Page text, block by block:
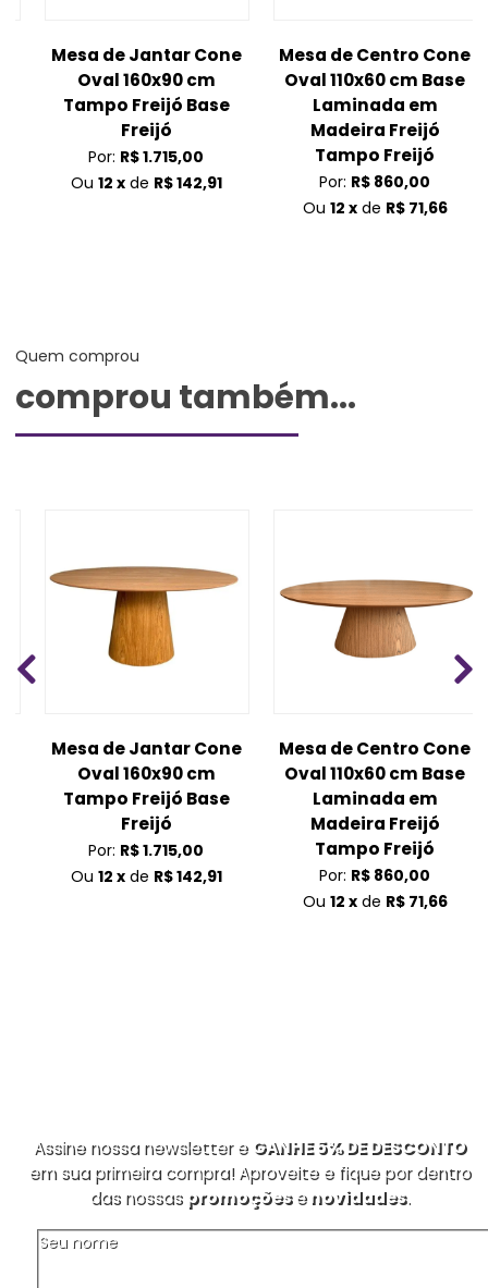
Mesa de Jantar Cone
Oval 160x90 cm
Tampo Freijó Base
Freijó
Por: R$ 1.715,00
Ou 12 xde R$ 142,91
Mesa de Centro Cone
Oval 110x60 cm Base
Laminada em
Madeira Freijó
Tampo Freijó
Por: R$ 860,00
Ou 12 xde R$ 71,66
Quem comprou
comprou também...
Mesa de Jantar Cone
Oval 160x90 cm
Tampo Freijó Base
Freijó
Por: R$ 1.715,00
Ou 12 xde R$ 142,91
Mesa de Centro Cone
Oval 110x60 cm Base
Laminada em
Madeira Freijó
Tampo Freijó
Por: R$ 860,00
Ou 12 xde R$ 71,66
Assine nossa newsletter e GANHE 5% DE DESCONTO
em sua primeira compra! Aproveite e fique por dentro
das nossas promoçõesenovidades.
Seu nome